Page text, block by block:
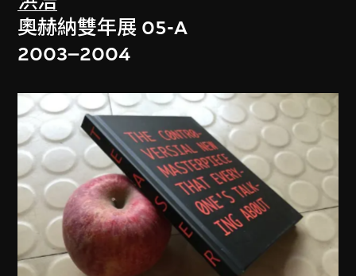
奧赫納雙年展 05-A
2003–2004